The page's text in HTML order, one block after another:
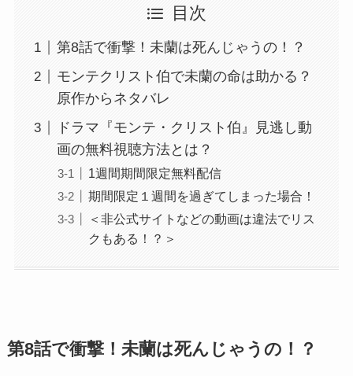
目次
第8話で衝撃！未蘭は死んじゃうの！？
モンテクリスト伯で未蘭の命は助かる？
原作からネタバレ
ドラマ『モンテ・クリスト伯』見逃し動
画の無料視聴方法とは？
1週間期間限定無料配信
期間限定１週間を過ぎてしまった場合！
＜非公式サイトなどの動画は違法でリス
クもある！？＞
第8話で衝撃！未蘭は死んじゃうの！？